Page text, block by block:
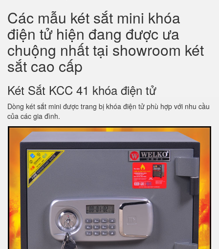
Các mẫu két sắt mini khóa
điện tử hiện đang được ưa
chuộng nhất tại showroom két
sắt cao cấp
Két Sắt KCC 41 khóa điện tử
Dòng két sắt mini được trang bị khóa điện tử phù hợp với nhu cầu
của các gia đình.